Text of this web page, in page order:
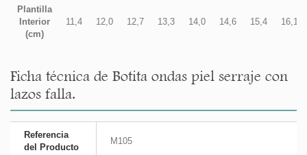
Plantilla
Interior
(cm)
11,4 12,0 12,7 13,3 14,0 14,6 15,4 16,1
Ficha técnica de Botita ondas piel serraje con
lazos falla.
Referencia
del Producto
M105